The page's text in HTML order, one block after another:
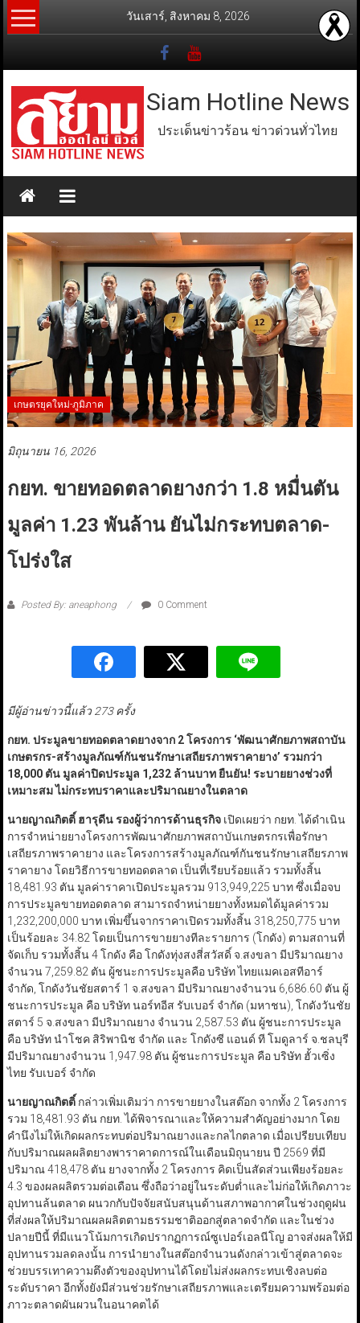
Skip
to
วันเสาร์, สิงหาคม 8, 2026
Siam Hotline News
ประเด็นข่าวร้อน ข่าวด่วนทั่วไทย
เกษตรยุคใหม่-ภูมิภาค
มิถุนายน 16, 2026
กยท. ขายทอดตลาดยางกว่า 1.8 หมื่นตัน
มูลค่า 1.23 พันล้าน ยันไม่กระทบตลาด-
โปร่งใส
Posted By: aneaphong 0 Comment
มีผู้อ่านข่าวนี้แล้ว 273 ครั้ง
กยท. ประมูลขายทอดตลาดยางจาก 2 โครงการ ‘พัฒนาศักยภาพสถาบัน
เกษตรกร-สร้างมูลภัณฑ์กันชนรักษาเสถียรภาพราคายาง’ รวมกว่า
18,000 ตัน มูลค่าปิดประมูล 1 ,232 ล้านบาท ยืนยัน! ระบายยางช่วงที่
เหมาะสม ไม่กระทบราคาและปริมาณยางในตลาด
นายญาณกิตติ์ ฮารุดีน รองผู้ว่าการด้านธุรกิจเปิดเผยว่า กยท. ได้ดำเนิน
การจำหน่ายยางโครงการพัฒนาศักยภาพสถาบันเกษตรกรเพื่อรักษา
เสถียรภาพราคายาง และโครงการสร้างมูลภัณฑ์กันชนรักษาเสถียรภาพ
ราคายาง โดยวิธีการขายทอดตลาด เป็นที่เรียบร้อยแล้ว รวมทั้งสิ้น
18,481.93 ตัน มูลค่าราคาเปิดประมูลรวม 913,949,225 บาท ซึ่งเมื่อจบ
การประมูลขายทอดตลาด สามารถจำหน่ายยางทั้งหมดได้มูลค่ารวม
1,232,200,000 บาท เพิ่มขึ้นจากราคาเปิดรวมทั้งสิ้น 318,250,775 บาท
เป็นร้อยละ 34.82 โดยเป็นการขายยางทีละรายการ (โกดัง) ตามสถานที่
จัดเก็บ รวมทั้งสิ้น 4 โกดัง คือ โกดังทุ่งสงสี่สวัสดิ์ จ.สงขลา มีปริมาณยาง
จำนวน 7,259.82 ตัน ผู้ชนะการประมูลคือ บริษัท ไทยแมคเอสทีอาร์
จำกัด, โกดังวันชัยสตาร์ 1 จ.สงขลา มีปริมาณยางจำนวน 6,686.60 ตัน ผู้
ชนะการประมูล คือ บริษัท นอร์ทอีส รับเบอร์ จำกัด (มหาชน), โกดังวันชัย
สตาร์ 5 จ.สงขลา มีปริมาณยาง จำนวน 2,587.53 ตัน ผู้ชนะการประมูล
คือ บริษัท นำโชค สิริพานิช จำกัด และ โกดังซี แอนด์ ที โมดูลาร์ จ.ชลบุรี
มีปริมาณยางจำนวน 1,947.98 ตัน ผู้ชนะการประมูล คือ บริษัท ฮั้วเซิ่ง
ไทย รับเบอร์ จำกัด
นายญาณกิตติ์กล่าวเพิ่มเติมว่า การขายยางในสต๊อก จากทั้ง 2 โครงการ
รวม 18,481.93 ตัน กยท. ได้พิจารณาและให้ความสำคัญอย่างมาก โดย
คำนึงไม่ให้เกิดผลกระทบต่อปริมาณยางและกลไกตลาด เมื่อเปรียบเทียบ
กับปริมาณผลผลิตยางพาราคาดการณ์ในเดือนมิถุนายน ปี 2569 ที่มี
ปริมาณ 418,478 ตัน ยางจากทั้ง 2 โครงการ คิดเป็นสัดส่วนเพียงร้อยละ
4.3 ของผลผลิตรวมต่อเดือน ซึ่งถือว่าอยู่ในระดับต่ำและไม่ก่อให้เกิดภาวะ
อุปทานล้นตลาด ผนวกกับปัจจัยสนับสนุนด้านสภาพอากาศในช่วงฤดูฝน
ที่ส่งผลให้ปริมาณผลผลิตตามธรรมชาติออกสู่ตลาดจำกัด และในช่วง
ปลายปีนี้ ที่มีแนวโน้มการเกิดปรากฏการณ์ซูเปอร์เอลนีโญ อาจส่งผลให้มี
อุปทานรวมลดลงนั้น การนำยางในสต๊อกจำนวนดังกล่าวเข้าสู่ตลาดจะ
ช่วยบรรเทาความตึงตัวของอุปทานได้โดยไม่ส่งผลกระทบเชิงลบต่อ
ระดับราคา อีกทั้งยังมีส่วนช่วยรักษาเสถียรภาพและเตรียมความพร้อมต่อ
ภาวะตลาดผันผวนในอนาคตได้